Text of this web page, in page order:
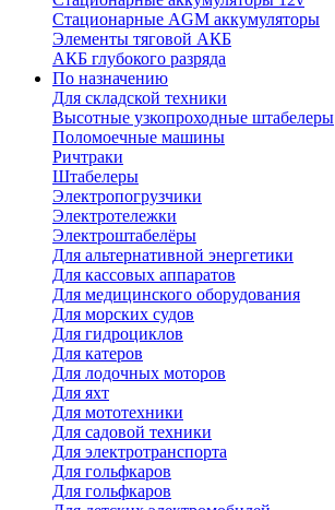
Стационарные AGM аккумуляторы
Элементы тяговой АКБ
АКБ глубокого разряда
По назначению
Для складской техники
Высотные узкопроходные штабелеры
Поломоечные машины
Ричтраки
Штабелеры
Электропогрузчики
Электротележки
Электроштабелёры
Для альтернативной энергетики
Для кассовых аппаратов
Для медицинского оборудования
Для морских судов
Для гидроциклов
Для катеров
Для лодочных моторов
Для яхт
Для мототехники
Для садовой техники
Для электротранспорта
Для гольфкаров
Для гольфкаров